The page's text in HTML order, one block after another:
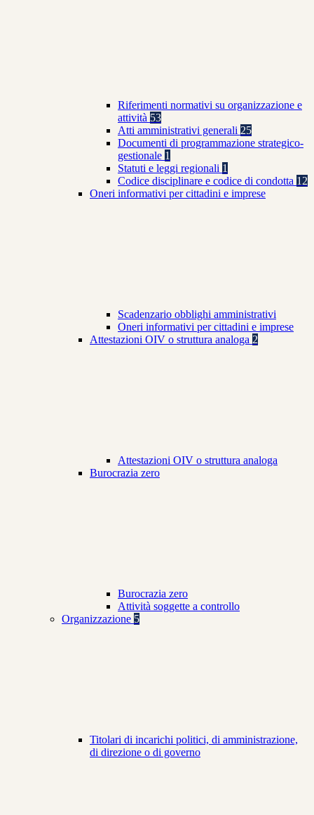
Riferimenti normativi su organizzazione e
attività 53
Atti amministrativi generali 25
Documenti di programmazione strategico-
gestionale 1
Statuti e leggi regionali 1
Codice disciplinare e codice di condotta 12
Oneri informativi per cittadini e imprese
Scadenzario obblighi amministrativi
Oneri informativi per cittadini e imprese
Attestazioni OIV o struttura analoga 2
Attestazioni OIV o struttura analoga
Burocrazia zero
Burocrazia zero
Attività soggette a controllo
Organizzazione 5
Titolari di incarichi politici, di amministrazione,
di direzione o di governo